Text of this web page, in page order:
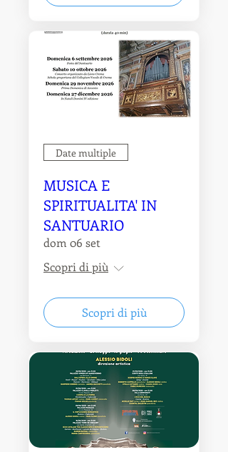
Date multiple
MUSICA E
SPIRITUALITA' IN
SANTUARIO
dom 06 set
Scopri di più
Scopri di più